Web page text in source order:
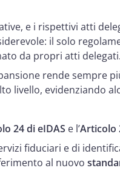
e i rispettivi atti
il solo
da propri atti delegati.
rende sempre
livello, evidenziando
24 di eIDAS e l’Articolo
fiduciari e di
al nuovo